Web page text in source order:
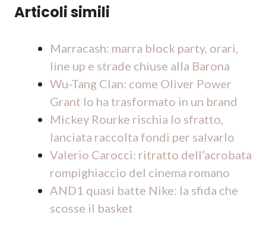
Articoli simili
Marracash: marra block party, orari,
line up e strade chiuse alla Barona
Wu-Tang Clan: come Oliver Power
Grant lo ha trasformato in un brand
Mickey Rourke rischia lo sfratto,
lanciata raccolta fondi per salvarlo
Valerio Carocci: ritratto dell’acrobata
rompighiaccio del cinema romano
AND1 quasi batte Nike: la sfida che
scosse il basket